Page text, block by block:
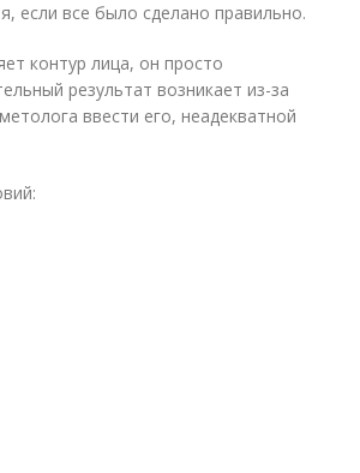
если все было сделано правильно.
контур лица, он просто
результат возникает из-за
ввести его, неадекватной